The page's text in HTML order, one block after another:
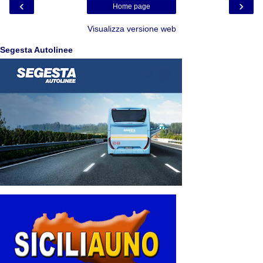
‹ ›
Home page
Visualizza versione web
Segesta Autolinee